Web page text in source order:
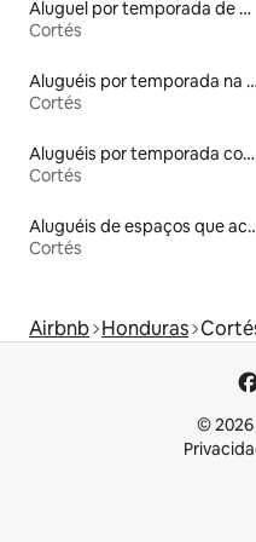
Aluguel por temporada de microcasas
Cortés
Aluguéis por
Cortés
Aluguéis por temporada com suítes privativas
Cortés
Aluguéis de espaços
Cortés
Airbnb Honduras
© 2026